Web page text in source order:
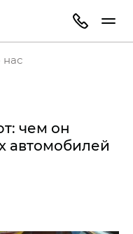
чем он
автомобилей